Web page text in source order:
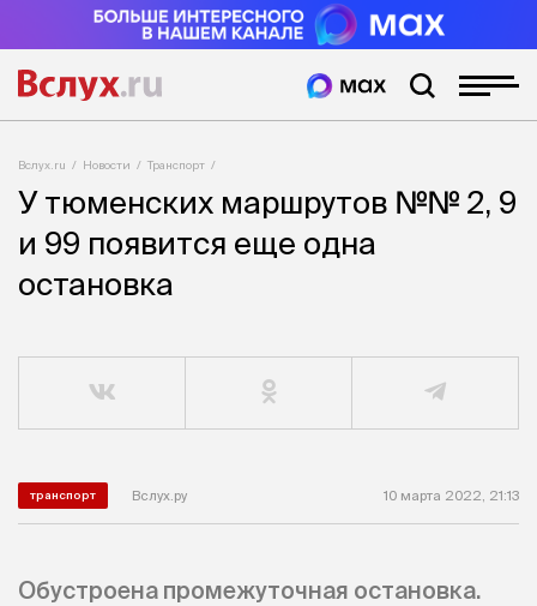
Вслух.ru Новости Транспорт
У тюменских маршрутов №№ 2, 9
и 99 появится еще одна
остановка
транспорт Вслух.ру 10 марта 2022, 21:13
Обустроена промежуточная остановка.